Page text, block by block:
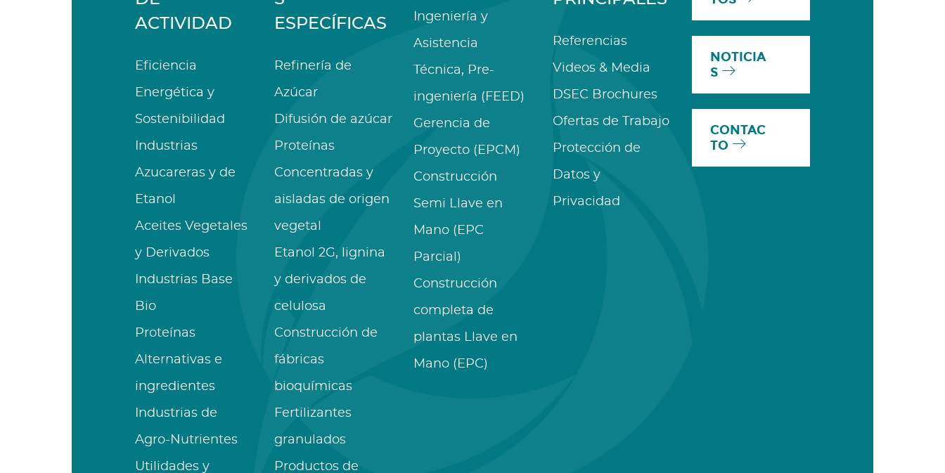
ACTIVIDAD
Eficiencia
Energética y
Sostenibilidad
Industrias
Azucareras y de
Etanol
Aceites Vegetales
y Derivados
Industrias Base
Bio
Proteínas
Alternativas e
ingredientes
Industrias de
Agro-Nutrientes
Utilidades y
ESPECÍFICAS
Refinería de
Azúcar
Difusión de azúcar
Proteínas
Concentradas y
aisladas de origen
vegetal
Etanol 2G, lignina
y derivados de
celulosa
Construcción de
fábricas
bioquímicas
Fertilizantes
granulados
Productos de
Ingeniería y
Asistencia
Técnica, Pre-
ingeniería (FEED)
Gerencia de
Proyecto (EPCM)
Construcción
Semi Llave en
Mano (EPC
Parcial)
Construcción
completa de
plantas Llave en
Mano (EPC)
Referencias
Videos & Media
DSEC Brochures
Ofertas de Trabajo
Protección de
Datos y
Privacidad
NOTICIA
S
CONTAC
TO